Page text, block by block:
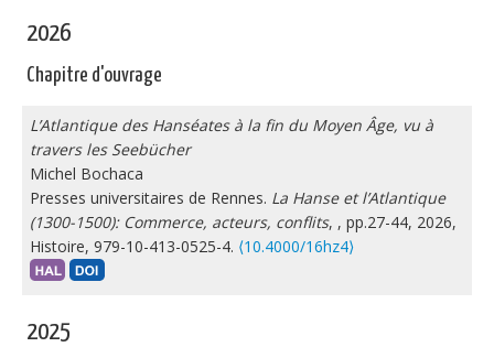
2026
Chapitre d'ouvrage
L’Atlantique des Hanséates à la fin du Moyen Âge, vu à
travers les Seebücher
Michel Bochaca
Presses universitaires de Rennes. La Hanse et l’Atlantique
(1300-1500): Commerce, acteurs, conflits, , pp.27-44, 2026,
Histoire, 979-10-413-0525-4. ⟨10.4000/16hz4⟩
2025